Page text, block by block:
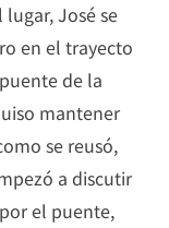
José se
en el trayecto
de la
mantener
se reusó,
a discutir
el puente,